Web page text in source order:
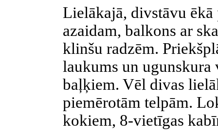
Lielākajā, divstāvu ēkā
azaidam, balkons ar
klinšu radzēm.
laukums un
baļķiem. Vēl divas
piemērotām telpām.
kokiem, 8-vietīgas